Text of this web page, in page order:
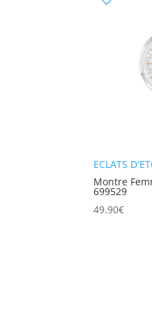
ECLATS
Montre
699529
49.90€